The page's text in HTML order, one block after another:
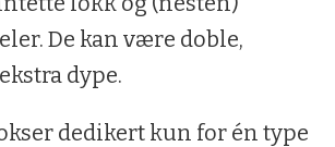
De kan være doble,
dype.
dedikert kun for én type